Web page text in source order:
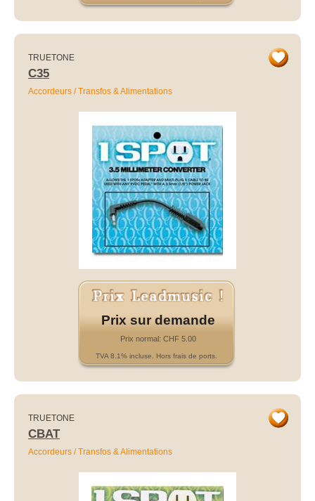
TRUETONE
C35
Accordeurs / Transfos & Alimentations
Prix sur demande
Prix normal: CHF 5.00
TVA 8.1% incluse. Hors frais de ports.
TRUETONE
CBAT
Accordeurs / Transfos & Alimentations